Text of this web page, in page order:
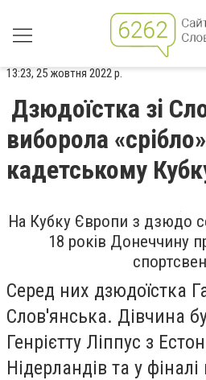
13:23, 25 жовтня 2022 р.
Дзюдоїстка зі
виборола
кадетському
На Кубку Європи з дзюдо
18 років Донеччину
Серед них дзюдоїстка
Слов'янська. Дівчина
Генрієтту Ліппус з
Нідерландів та у